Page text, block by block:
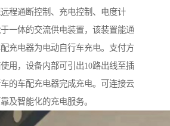
程通断控制、充电控制、电度计
一体的交流供电装置，该装置能通
充电器为电动自行车充电。支付方
用，设备内部可引出10路出线至插
的车配充电器完成充电。可连接云
及智能化的充电服务。